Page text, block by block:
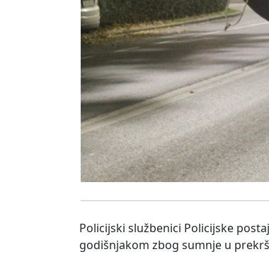
Policijski službenici Policijske
godišnjakom zbog sumnje u